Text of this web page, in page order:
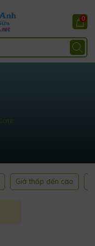
0
Cate
Giá thấp đến cao